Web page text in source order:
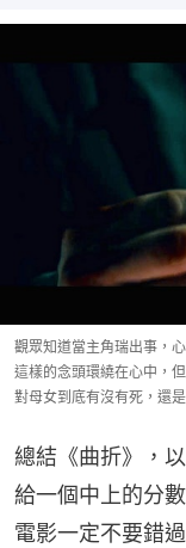
觀眾知道當主角瑞出事，
這樣的念頭環繞在心中，
對母女到底有沒有死，還
總結《曲折》，
給一個中上的分
電影一定不要錯